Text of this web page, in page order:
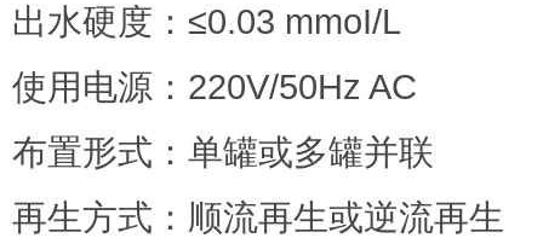
出水硬度：≤0.03 mmoI/L
使用电源：220V/50Hz AC
布置形式：单罐或多罐并联
再生方式：顺流再生或逆流再生